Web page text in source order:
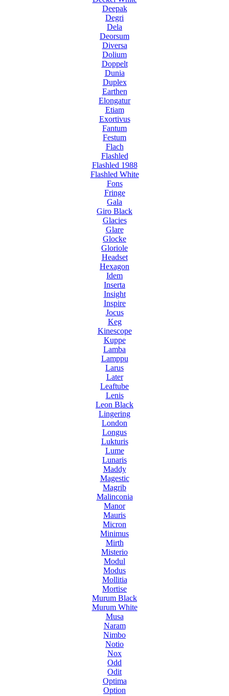
Deepak
Degri
Dela
Deorsum
Diversa
Dolium
Doppelt
Dunia
Duplex
Earthen
Elongatur
Etiam
Exortivus
Fantum
Festum
Flach
Flashled
Flashled 1988
Flashled White
Fons
Fringe
Gala
Giro Black
Glacies
Glare
Glocke
Gloriole
Headset
Hexagon
Idem
Inserta
Insight
Inspire
Jocus
Keg
Kinescope
Kuppe
Lamba
Lamppu
Larus
Later
Leaftube
Lenis
Leon Black
Lingering
London
Longus
Lukturis
Lume
Lunaris
Maddy
Magestic
Magrib
Malinconia
Manor
Mauris
Micron
Minimus
Mirth
Misterio
Modul
Modus
Mollitia
Mortise
Murum Black
Murum White
Musa
Naram
Nimbo
Notio
Nox
Odd
Odit
Optima
Option